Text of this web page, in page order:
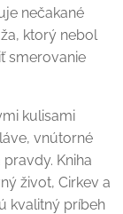
nečakané
ktorý nebol
smerovanie
kulisami
vnútorné
Kniha
život, Cirkev a
kvalitný príbeh